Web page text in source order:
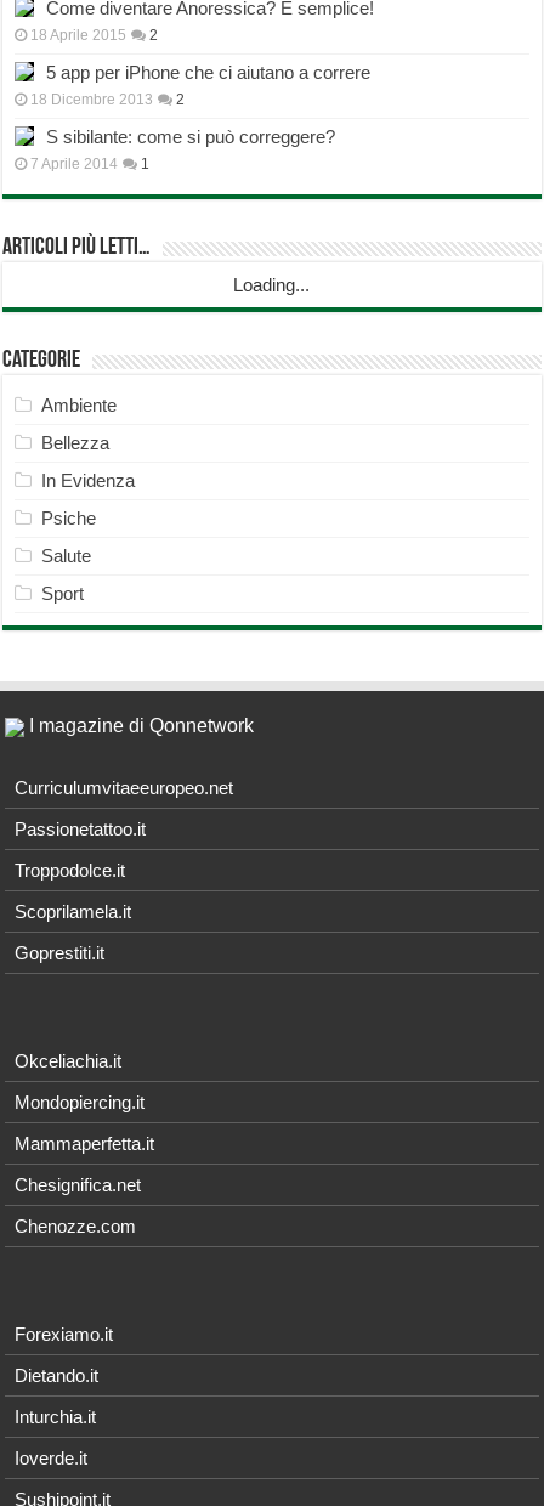
Come diventare Anoressica? È semplice!
18 Aprile 2015 2
5 app per iPhone che ci aiutano a correre
18 Dicembre 2013 2
S sibilante: come si può correggere?
7 Aprile 2014 1
Articoli più Letti…
Loading...
Categorie
Ambiente
Bellezza
In Evidenza
Psiche
Salute
Sport
I magazine di Qonnetwork
Curriculumvitaeeuropeo.net
Passionetattoo.it
Troppodolce.it
Scoprilamela.it
Goprestiti.it
Okceliachia.it
Mondopiercing.it
Mammaperfetta.it
Chesignifica.net
Chenozze.com
Forexiamo.it
Dietando.it
Inturchia.it
Ioverde.it
Sushipoint.it